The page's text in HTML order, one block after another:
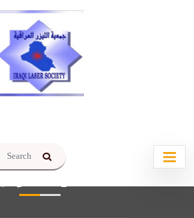
آفاق تمويل البحث
في